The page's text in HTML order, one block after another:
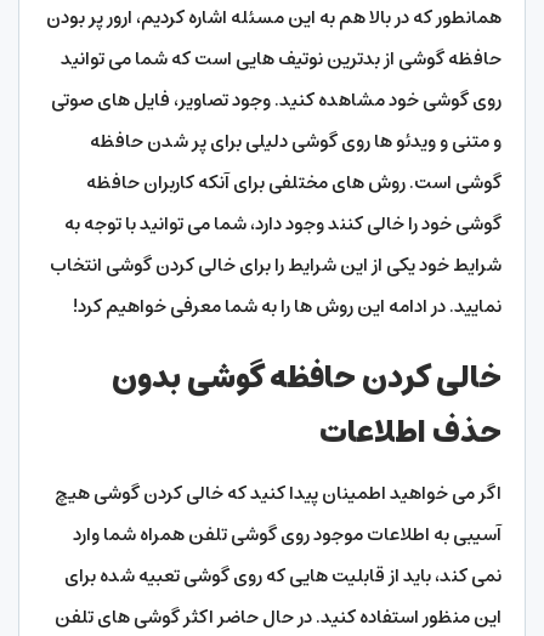
همانطور که در بالا هم به این مسئله اشاره کردیم، ارور پر بودن
حافظه گوشی از بدترین نوتیف هایی است که شما می توانید
روی گوشی خود مشاهده کنید. وجود تصاویر، فایل های صوتی
و متنی و ویدئو ها روی گوشی دلیلی برای پر شدن حافظه
گوشی است. روش های مختلفی برای آنکه کاربران حافظه
گوشی خود را خالی کنند وجود دارد، شما می توانید با توجه به
شرایط خود یکی از این شرایط را برای خالی کردن گوشی انتخاب
نمایید. در ادامه این روش ها را به شما معرفی خواهیم کرد!
خالی کردن حافظه گوشی بدون
حذف اطلاعات
اگر می خواهید اطمینان پیدا کنید که خالی کردن گوشی هیچ
آسیبی به اطلاعات موجود روی گوشی تلفن همراه شما وارد
نمی کند، باید از قابلیت هایی که روی گوشی تعبیه شده برای
این منظور استفاده کنید. در حال حاضر اکثر گوشی های تلفن